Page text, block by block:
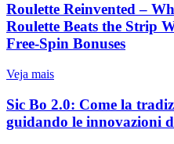
Roulette Reinvented –
Roulette Beats the Strip
Free‑Spin Bonuses
Veja mais
Sic Bo 2.0: Come la
guidando le innovazioni